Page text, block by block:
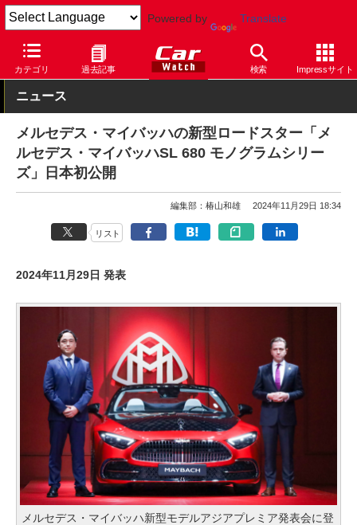
Powered by Translate
カテゴリ 過去記事 検索 Impressサイト
Car Watch 自動車 メルセデス・ベンツ
ニュース
メルセデス・マイバッハの新型ロードスター「メ
ルセデス・マイバッハSL 680 モノグラムシリー
ズ」日本初公開
編集部：椿山和雄 2024年11月29日 18:34
リスト
2024年11月29日 発表
メルセデス・マイバッハ新型モデルアジアプレミア発表会に登